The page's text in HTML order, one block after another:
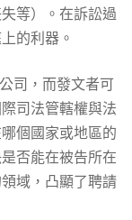
等）。在訴訟過
的利器。
司，而發文者可
司法管轄權與法
個國家或地區的
否能在被告所在
域，凸顯了聘請